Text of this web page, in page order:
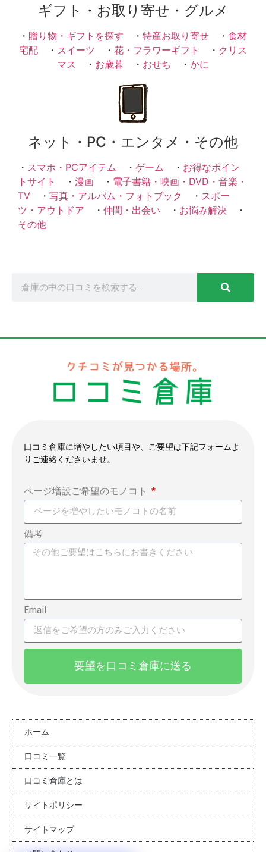
ギフト・お取り寄せ・グルメ
・ 贈り物・ギフトを探す ・ 特産お取り寄せ ・ 食材
宅配 ・ スイーツ ・ 花・フラワーギフト ・ クリス
マス ・ お歳暮 ・ おせち ・ かに
ネット・PC・エンタメ・その他
・ スマホ・PCアイテム ・ ゲーム ・ お得なポイン
トサイト
・ 漫画 ・ 電子書籍・映画・DVD・音楽・
TV ・ 写真・アルバム・フォトブック ・ スポー
ツ・アウトドア ・ 仲間・出会い ・ お悩み解決 ・
その他
口コミ倉庫に増やしたい項目や、ご要望は下記フォームよ
りご連絡くださいませ。
ページ増設ご希望のモノコト
備考
Email
要望を口コミ倉庫に送る
ホーム
口コミ一覧
口コミ倉庫とは
サイトポリシー
サイトマップ